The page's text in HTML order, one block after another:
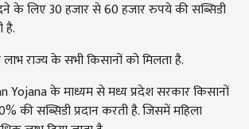
के लिए 30 हजार से 60 हजार रुपये की सब्सिडी
है.
राज्य के सभी किसानों को मिलता है.
Yojana के माध्यम से मध्य प्रदेश सरकार किसानों
की सब्सिडी प्रदान करती है. जिसमें महिला